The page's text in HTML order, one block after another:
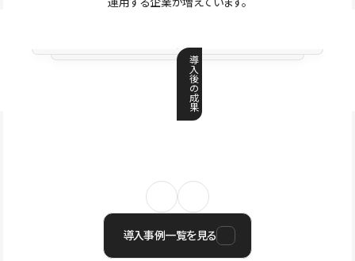
導
入
後
の
成
果
導入事例一覧を見る